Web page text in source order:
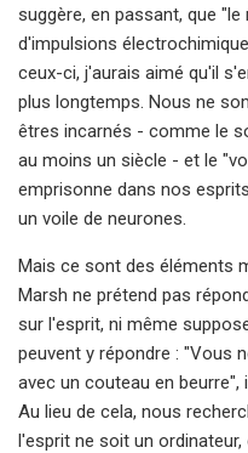
suggère, en passant, que
d'impulsions
ceux-ci, j'aurais aimé qu'il
plus longtemps. Nous ne
êtres incarnés - comme le
au moins un siècle - et le
emprisonne dans nos
un voile de neurones.
Mais ce sont des éléments
Marsh ne prétend pas
sur l'esprit, ni même
peuvent y répondre : "Vous
avec un couteau en
Au lieu de cela, nous
l'esprit ne soit un